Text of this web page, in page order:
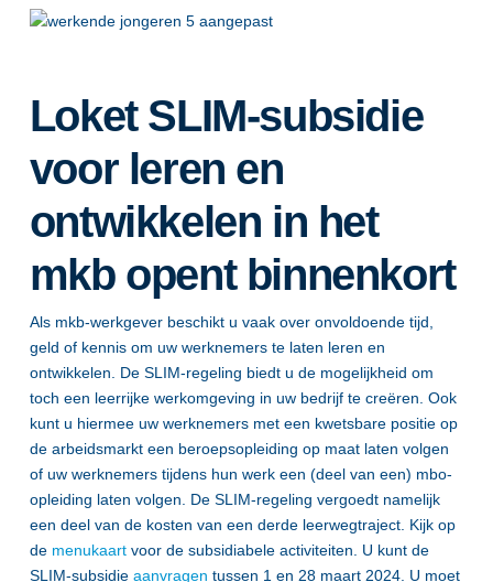
Loket SLIM-subsidie
voor leren en
ontwikkelen in het
mkb opent binnenkort
Als mkb-werkgever beschikt u vaak over onvoldoende tijd,
geld of kennis om uw werknemers te laten leren en
ontwikkelen. De SLIM-regeling biedt u de mogelijkheid om
toch een leerrijke werkomgeving in uw bedrijf te creëren. Ook
kunt u hiermee uw werknemers met een kwetsbare positie op
de arbeidsmarkt een beroepsopleiding op maat laten volgen
of uw werknemers tijdens hun werk een (deel van een) mbo-
opleiding laten volgen. De SLIM-regeling vergoedt namelijk
een deel van de kosten van een derde leerwegtraject. Kijk op
de menukaartvoor de subsidiabele activiteiten. U kunt de
SLIM-subsidie aanvragen tussen 1 en 28 maart 2024. U moet